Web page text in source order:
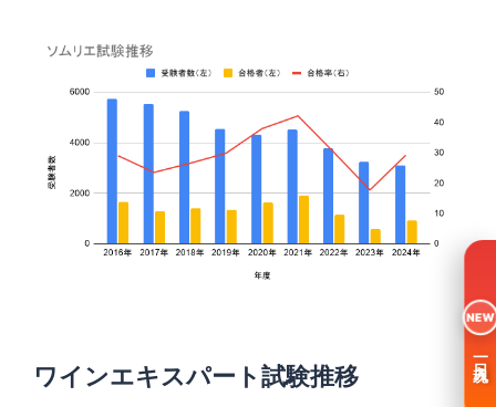
ワインエキスパート試験推移
NEW